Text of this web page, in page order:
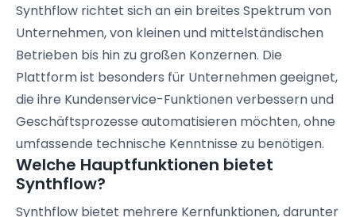
Synthflow richtet sich an ein breites Spektrum von
Unternehmen, von kleinen und mittelständischen
Betrieben bis hin zu großen Konzernen. Die
Plattform ist besonders für Unternehmen geeignet,
die ihre Kundenservice-Funktionen verbessern und
Geschäftsprozesse automatisieren möchten, ohne
umfassende technische Kenntnisse zu benötigen.
Welche Hauptfunktionen bietet
Synthflow?
Synthflow bietet mehrere Kernfunktionen, darunter